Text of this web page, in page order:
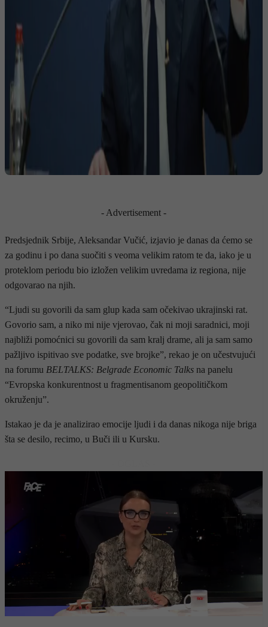
- Advertisement -
Predsjednik Srbije, Aleksandar Vučić, izjavio je danas da ćemo se
za godinu i po dana suočiti s veoma velikim ratom te da, iako je u
proteklom periodu bio izložen velikim uvredama iz regiona, nije
odgovarao na njih.
“Ljudi su govorili da sam glup kada sam očekivao ukrajinski rat.
Govorio sam, a niko mi nije vjerovao, čak ni moji saradnici, moji
najbliži pomoćnici su govorili da sam kralj drame, ali ja sam samo
pažljivo ispitivao sve podatke, sve brojke”, rekao je on učestvujući
na forumu BELTALKS: Belgrade Economic Talks na panelu
“Evropska konkurentnost u fragmentisanom geopolitičkom
okruženju”.
Istakao je da je analizirao emocije ljudi i da danas nikoga nije briga
šta se desilo, recimo, u Buči ili u Kursku.